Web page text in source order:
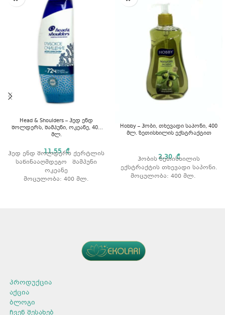
Head & Shoulders – ჰედ ენდ
შოლდერს, შამპუნი, ოკეანე, 400
მლ.
11,55₾
ჰედ ენდ შოლდერს ქერტლის
საწინააღმდეგო შამპუნი
ოკეანე
მოცულობა: 400 მლ.
Hobby – ჰობი, თხევადი საპონი, 400
მლ. ზეთისხილის ექსტრაქტით
2,30₾
ჰობის ზეთისხილის
ექსტრაქტის თხევადი საპონი.
მოცულობა: 400 მლ.
პროდუქცია
აქცია
ბლოგი
ჩვენ შესახებ